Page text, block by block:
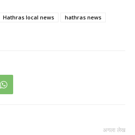
Hathras local news
hathras news
अगला लेख